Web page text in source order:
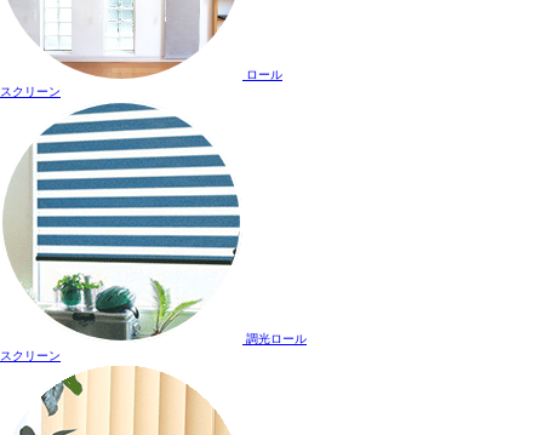
ロール
スクリーン
調光ロール
スクリーン